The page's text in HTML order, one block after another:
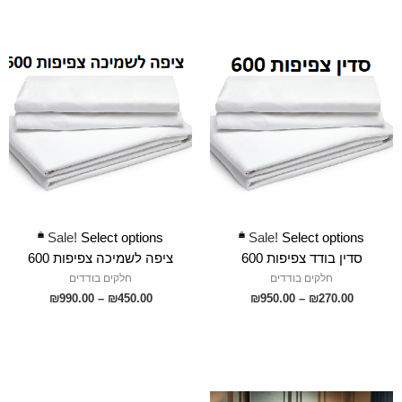
Sale! Select options
סדין בודד צפיפות 600
חלקים בודדים
₪270.00
–
₪950.00
Sale! Select options
ציפה לשמיכה צפיפות 600
חלקים בודדים
₪450.00
–
₪990.00